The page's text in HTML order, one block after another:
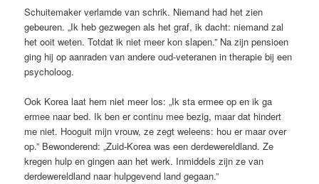
Schuitemaker verlamde van schrik. Niemand had het zien
gebeuren. „Ik heb gezwegen als het graf, ik dacht: niemand zal
het ooit weten. Totdat ik niet meer kon slapen.” Na zijn pensioen
ging hij op aanraden van andere oud-veteranen in therapie bij een
psycholoog.
Ook Korea laat hem niet meer los: „Ik sta ermee op en ik ga
ermee naar bed. Ik ben er continu mee bezig, maar dat hindert
me niet. Hooguit mijn vrouw, ze zegt weleens: hou er maar over
op.” Bewonderend: „Zuid-Korea was een derdewereldland. Ze
kregen hulp en gingen aan het werk. Inmiddels zijn ze van
derdewereldland naar hulpgevend land gegaan.”